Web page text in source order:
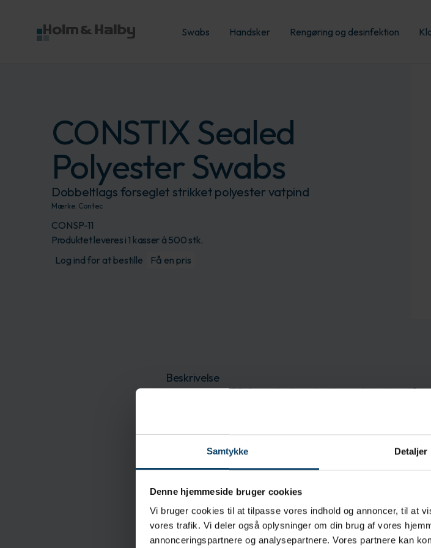
Samtykke Detaljer
Denne hjemmeside bruger cookies
Vi bruger cookies til at tilpasse vores indhold og annoncer, til at
vores trafik. Vi deler også oplysninger om din brug af vores
annonceringspartnere og analysepartnere. Vores partnere kan
Swabs Handsker Rengøring og desinfektion
CONSTIX Sealed
Polyester Swabs
Dobbeltlags forseglet strikket polyester vatpind
Mærke: Contec
CONSP-11
Produktet leveres i 1 kasser á 500 stk.
Log ind for at bestille
Få en pris
Beskrivelse
CONSTIX SP-11 forseglede polyester vatpind
bundet til et stift polypropylenhåndtag. Vatpindens
strikket mikrofiber polyester materiale.
klæbemidler eller bindemidler.
absorberende og har ekstremt lave niveauer af
100% strikket polyesterhoved
Polypropylenhåndtag
Termisk forseglet og fastgjort